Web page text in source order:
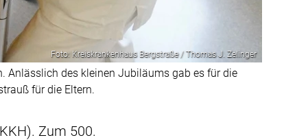
Foto: Kreiskrankenhaus Bergstraße / Thomas J. Zelinger
Anlässlich des kleinen Jubiläums gab es für die
für die Eltern.
Zum 500.